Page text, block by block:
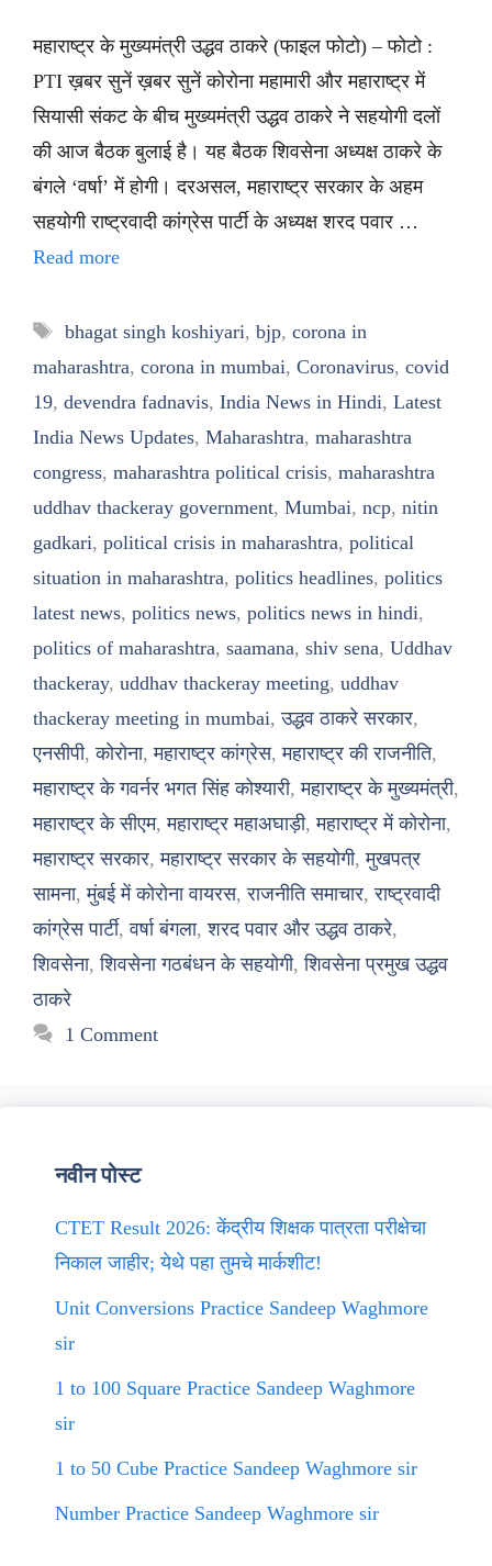
महाराष्ट्र के मुख्यमंत्री उद्धव ठाकरे (फाइल फोटो) – फोटो :
PTI ख़बर सुनें ख़बर सुनें कोरोना महामारी और महाराष्ट्र में
सियासी संकट के बीच मुख्यमंत्री उद्धव ठाकरे ने सहयोगी दलों
की आज बैठक बुलाई है। यह बैठक शिवसेना अध्यक्ष ठाकरे के
बंगले ‘वर्षा’ में होगी। दरअसल, महाराष्ट्र सरकार के अहम
सहयोगी राष्ट्रवादी कांग्रेस पार्टी के अध्यक्ष शरद पवार …
Read more
Tags
bhagat singh koshiyari, bjp, corona in
maharashtra, corona in mumbai, Coronavirus, covid
19, devendra fadnavis, India News in Hindi, Latest
India News Updates, Maharashtra, maharashtra
congress, maharashtra political crisis, maharashtra
uddhav thackeray government, Mumbai, ncp, nitin
gadkari, political crisis in maharashtra, political
situation in maharashtra, politics headlines, politics
latest news, politics news, politics news in hindi,
politics of maharashtra, saamana, shiv sena, Uddhav
thackeray, uddhav thackeray meeting, uddhav
thackeray meeting in mumbai,उद्धव ठाकरे सरकार,
एनसीपी,कोरोना,महाराष्ट्र कांग्रेस,महाराष्ट्र की राजनीति,
महाराष्ट्र के गवर्नर भगत सिंह कोश्यारी,महाराष्ट्र के मुख्यमंत्री,
महाराष्ट्र के सीएम,महाराष्ट्र महाअघाड़ी,महाराष्ट्र में कोरोना,
महाराष्ट्र सरकार,महाराष्ट्र सरकार के सहयोगी,मुखपत्र
सामना,मुंबई में कोरोना वायरस,राजनीति समाचार,राष्ट्रवादी
कांग्रेस पार्टी,वर्षा बंगला,शरद पवार और उद्धव ठाकरे,
शिवसेना,शिवसेना गठबंधन के सहयोगी,शिवसेना प्रमुख उद्धव
ठाकरे
1 Comment
नवीन पोस्ट
CTET Result 2026: केंद्रीय शिक्षक पात्रता परीक्षेचा
निकाल जाहीर; येथे पहा तुमचे मार्कशीट!
Unit Conversions Practice Sandeep Waghmore
sir
1 to 100 Square Practice Sandeep Waghmore
sir
1 to 50 Cube Practice Sandeep Waghmore sir
Number Practice Sandeep Waghmore sir